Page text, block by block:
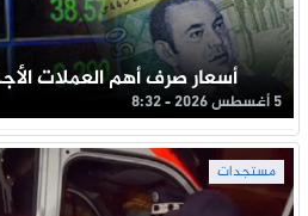
أسعار صرف أهم العملات
5 أغسطس 2026 - 8:32
مستجدات